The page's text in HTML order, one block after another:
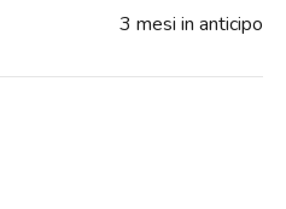
3 mesi in anticipo